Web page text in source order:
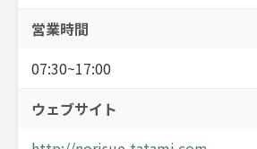
営業時間
07:30~17:00
ウェブサイト